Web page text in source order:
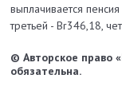
выплачивается
третьей - Br346,18,
© Авторское право
обязательна.